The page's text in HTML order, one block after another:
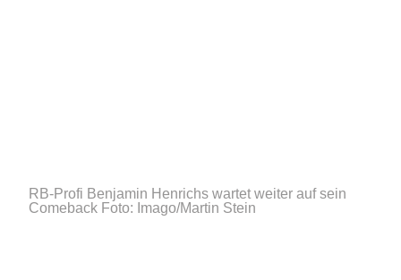
RB-Profi Benjamin Henrichs wartet weiter auf sein
Comeback Foto: Imago/Martin Stein